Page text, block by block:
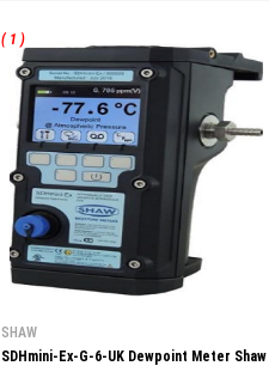
( 1 )
SHAW
SDHmini-Ex-G-6-UK Dewpoint Meter Shaw